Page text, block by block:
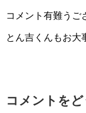
コメント有難うご
とん吉くんもお大
コメントを